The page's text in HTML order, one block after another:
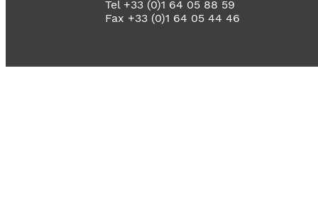
Tel +33 (0)1 64 05 88 59
Fax +33 (0)1 64 05 44 46